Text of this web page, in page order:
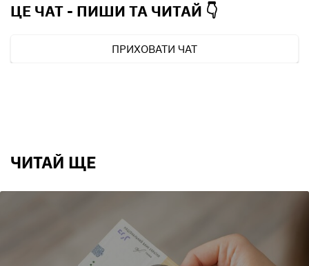
ЦЕ ЧАТ - ПИШИ ТА ЧИТАЙ 👇
ПРИХОВАТИ ЧАТ
ЧИТАЙ ЩЕ